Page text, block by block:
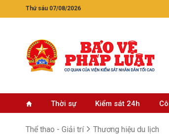
Thứ sáu 07/08/2026
Thời sự Kiểm sát 24h
Thể thao - Giải trí Thương hiệu du lịch